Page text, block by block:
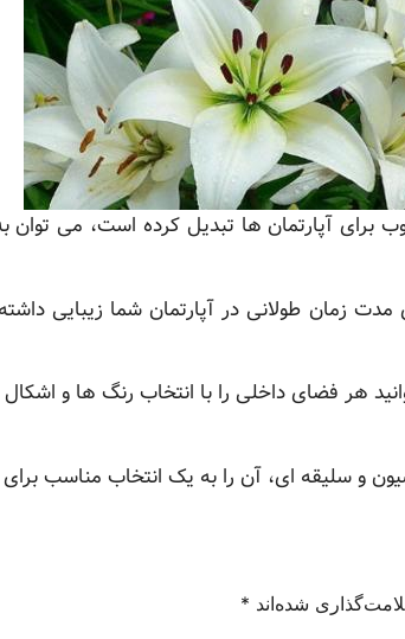
برای آپارتمان ها تبدیل کرده است، می توان
مدت زمان طولانی در آپارتمان شما زیبایی
هر فضای داخلی را با انتخاب رنگ ها و
و سلیقه ای، آن را به یک انتخاب مناسب
شده‌اند *